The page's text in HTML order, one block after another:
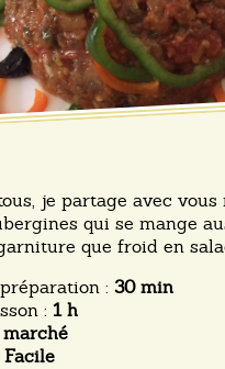
je partage avec
qui se mange
que froid en
: 30 min
: 1 h
Facile